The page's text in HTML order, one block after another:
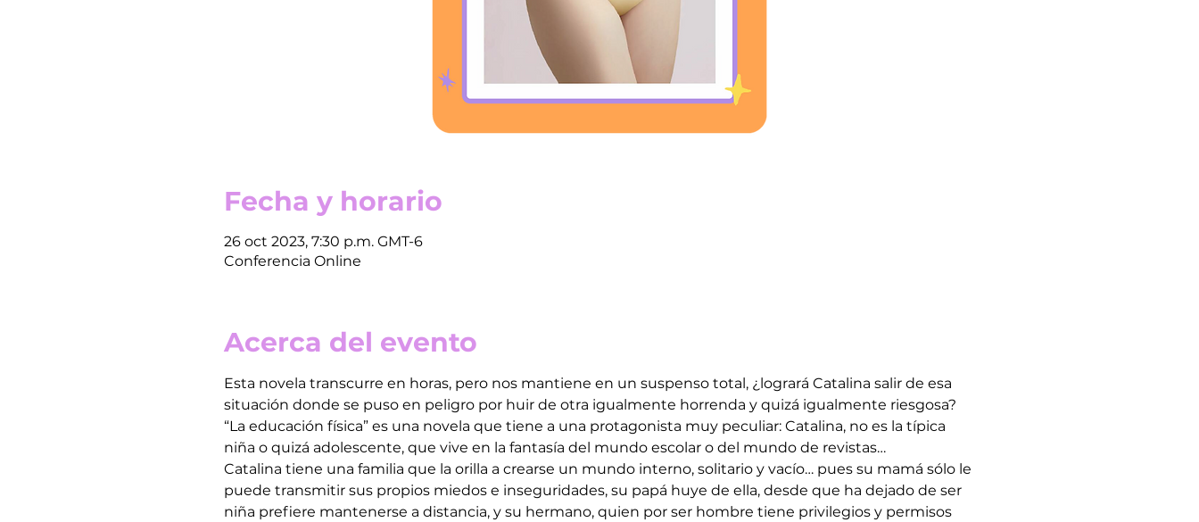
Fecha y horario
26 oct 2023, 7:30 p.m. GMT-6
Conferencia Online
Acerca del evento
Esta novela transcurre en horas, pero nos mantiene en un suspenso total, ¿logrará Catalina salir de esa
situación donde se puso en peligro por huir de otra igualmente horrenda y quizá igualmente riesgosa?
“La educación física” es una novela que tiene a una protagonista muy peculiar: Catalina, no es la típica
niña o quizá adolescente, que vive en la fantasía del mundo escolar o del mundo de revistas…
Catalina tiene una familia que la orilla a crearse un mundo interno, solitario y vacío… pues su mamá sólo le
puede transmitir sus propios miedos e inseguridades, su papá huye de ella, desde que ha dejado de ser
niña prefiere mantenerse a distancia, y su hermano, quien por ser hombre tiene privilegios y permisos